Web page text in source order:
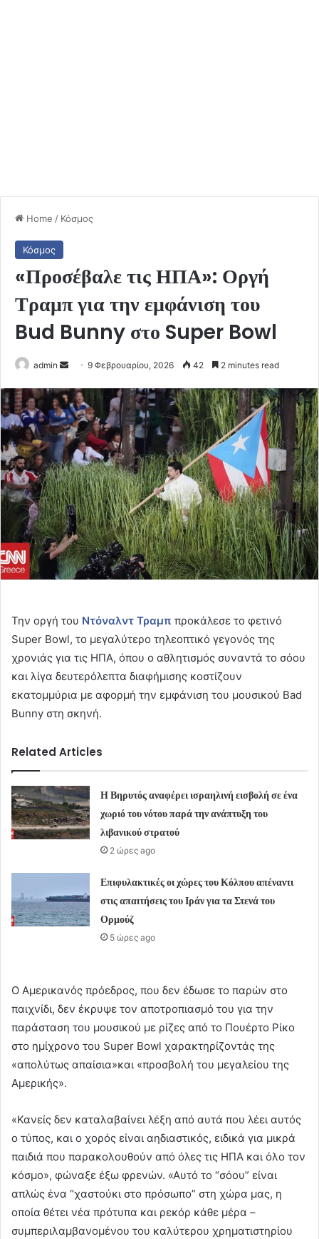
Home / Κόσμος
Κόσμος
«Προσέβαλε τις ΗΠΑ»: Οργή
Τραμπ για την εμφάνιση του
Bud Bunny στο Super Bowl
admin
Send
email
9 Φεβρουαρίου, 2026 42 2 minutes read
Την οργή του Ντόναλντ Τραμπ προκάλεσε το φετινό
Super Bowl, το μεγαλύτερο τηλεοπτικό γεγονός της
χρονιάς για τις ΗΠΑ, όπου ο αθλητισμός συναντά το σόου
και λίγα δευτερόλεπτα διαφήμισης κοστίζουν
εκατομμύρια με αφορμή την εμφάνιση του μουσικού Bad
Bunny στη σκηνή.
Related Articles
Η Βηρυτός αναφέρει ισραηλινή εισβολή σε ένα
χωριό του νότου παρά την ανάπτυξη του
λιβανικού στρατού
2 ώρες ago
Επιφυλακτικές οι χώρες του Κόλπου απέναντι
στις απαιτήσεις του Ιράν για τα Στενά του
Ορμούζ
5 ώρες ago
Ο Αμερικανός πρόεδρος, που δεν έδωσε το παρών στο
παιχνίδι, δεν έκρυψε τον αποτροπιασμό του για την
παράσταση του μουσικού με ρίζες από το Πουέρτο Ρίκο
στο ημίχρονο του Super Bowl χαρακτηρίζοντάς της
«απολύτως απαίσια»και «προσβολή του μεγαλείου της
Αμερικής».
«Κανείς δεν καταλαβαίνει λέξη από αυτά που λέει αυτός
ο τύπος, και ο χορός είναι αηδιαστικός, ειδικά για μικρά
παιδιά που παρακολουθούν από όλες τις ΗΠΑ και όλο τον
κόσμο», φώναξε έξω φρενών. «Αυτό το “σόου” είναι
απλώς ένα “χαστούκι στο πρόσωπο” στη χώρα μας, η
οποία θέτει νέα πρότυπα και ρεκόρ κάθε μέρα –
συμπεριλαμβανομένου του καλύτερου χρηματιστηρίου